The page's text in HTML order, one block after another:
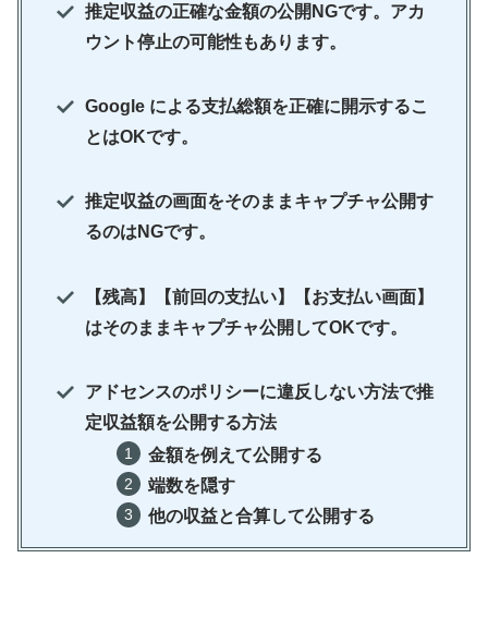
推定収益の正確な金額の公開NGです。アカ
ウント停止の可能性もあります。
Google による支払総額を正確に開示するこ
とはOKです。
推定収益の画面をそのままキャプチャ公開す
るのはNGです。
【残高】【前回の支払い】【お支払い画面】
はそのままキャプチャ公開してOKです。
アドセンスのポリシーに違反しない方法で推
定収益額を公開する方法
金額を例えて公開する
端数を隠す
他の収益と合算して公開する